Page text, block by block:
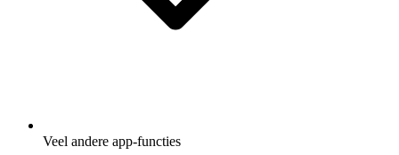
Veel andere app-functies